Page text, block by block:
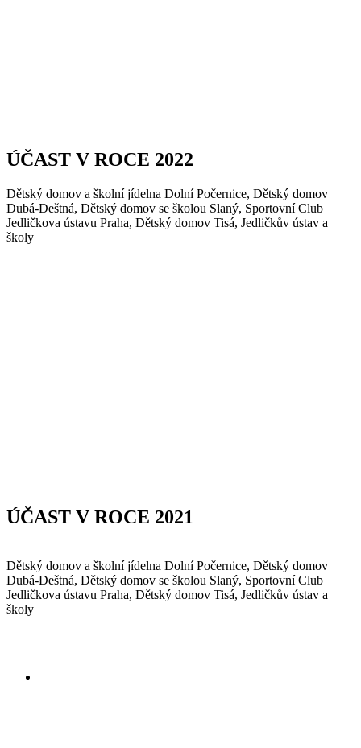
ÚČAST V ROCE 2022
Dětský domov a školní jídelna Dolní Počernice, Dětský domov
Dubá-Deštná, Dětský domov se školou Slaný, Sportovní Club
Jedličkova ústavu Praha, Dětský domov Tisá, Jedličkův ústav a
školy
ÚČAST V ROCE 2021
Dětský domov a školní jídelna Dolní Počernice, Dětský domov
Dubá-Deštná, Dětský domov se školou Slaný, Sportovní Club
Jedličkova ústavu Praha, Dětský domov Tisá, Jedličkův ústav a
školy